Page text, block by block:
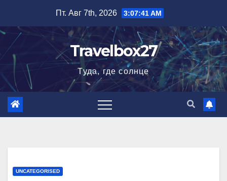
содержимому
Пт. Авг 7th, 2026 3:07:42 AM
Travelbox27
Туда, где солнце
UNCATEGORISED